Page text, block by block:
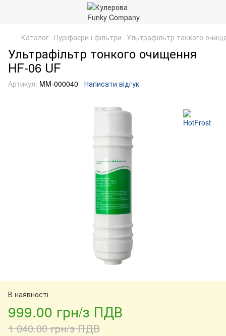
Каталог Пуріфаєри і фільтри Ультрафільтр тонкого
Ультрафільтр тонкого очищення
HF-06 UF
Артикул: MM-000040 Написати відгук
В наявності
999.00 грн/з ПДВ
1 040.00 грн/з ПДВ